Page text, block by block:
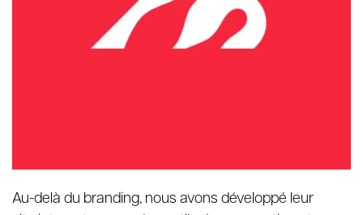
Au-delà du branding, nous avons développé leur